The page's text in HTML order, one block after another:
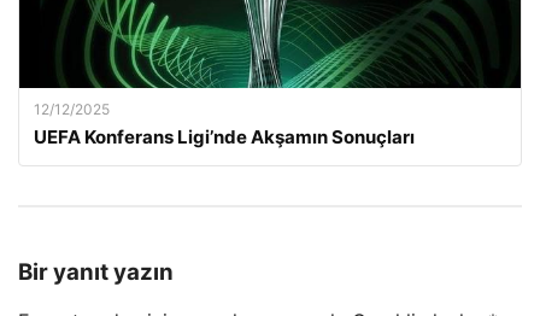
12/12/2025
UEFA Konferans Ligi’nde Akşamın Sonuçları
Bir yanıt yazın